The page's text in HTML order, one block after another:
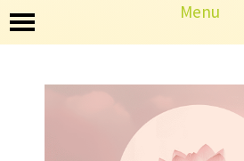
Menu
Panneau de gestion des cookies